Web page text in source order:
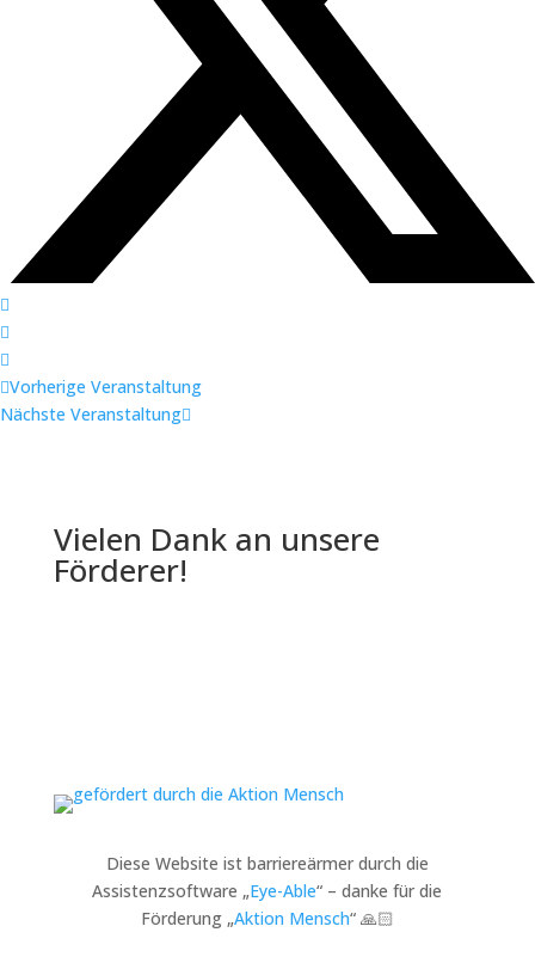
Vorherige Veranstaltung
Nächste Veranstaltung
Vielen Dank an unsere
Förderer!
Diese Website ist barriereärmer durch die
Assistenzsoftware „Eye-Able“ – danke für die
Förderung „Aktion Mensch“ 🙏🏻